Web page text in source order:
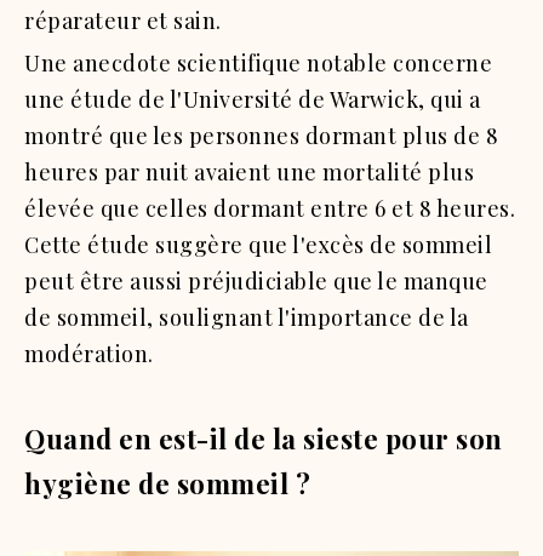
réparateur et sain.
Une anecdote scientifique notable concerne
une étude de l'Université de Warwick, qui a
montré que les personnes dormant plus de 8
heures par nuit avaient une mortalité plus
élevée que celles dormant entre 6 et 8 heures.
Cette étude suggère que l'excès de sommeil
peut être aussi préjudiciable que le manque
de sommeil, soulignant l'importance de la
modération.
Quand en est-il de la sieste pour son
hygiène de sommeil ?